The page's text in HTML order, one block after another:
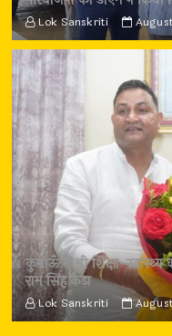
Lok Sanskriti
कुमाऊँ में भी शिक्षा-
राम सिंह कैड़ा
Lok Sanskriti